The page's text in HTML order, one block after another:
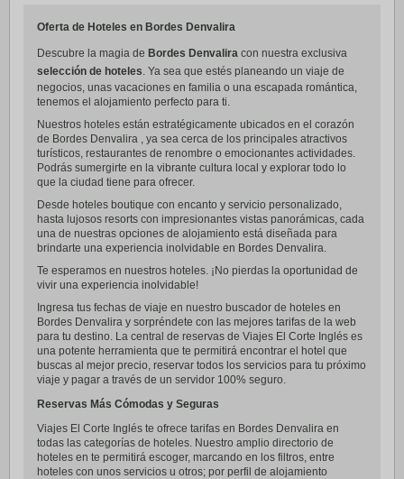
Oferta de Hoteles en Bordes Denvalira
Descubre la magia de Bordes Denvalira con nuestra exclusiva
selección de hoteles. Ya sea que estés planeando un viaje de
negocios, unas vacaciones en familia o una escapada romántica,
tenemos el alojamiento perfecto para ti.
Nuestros hoteles están estratégicamente ubicados en el corazón
de Bordes Denvalira , ya sea cerca de los principales atractivos
turísticos, restaurantes de renombre o emocionantes actividades.
Podrás sumergirte en la vibrante cultura local y explorar todo lo
que la ciudad tiene para ofrecer.
Desde hoteles boutique con encanto y servicio personalizado,
hasta lujosos resorts con impresionantes vistas panorámicas, cada
una de nuestras opciones de alojamiento está diseñada para
brindarte una experiencia inolvidable en Bordes Denvalira.
Te esperamos en nuestros hoteles. ¡No pierdas la oportunidad de
vivir una experiencia inolvidable!
Ingresa tus fechas de viaje en nuestro buscador de hoteles en
Bordes Denvalira y sorpréndete con las mejores tarifas de la web
para tu destino. La central de reservas de Viajes El Corte Inglés es
una potente herramienta que te permitirá encontrar el hotel que
buscas al mejor precio, reservar todos los servicios para tu próximo
viaje y pagar a través de un servidor 100% seguro.
Reservas Más Cómodas y Seguras
Viajes El Corte Inglés te ofrece tarifas en Bordes Denvalira en
todas las categorías de hoteles. Nuestro amplio directorio de
hoteles en te permitirá escoger, marcando en los filtros, entre
hoteles con unos servicios u otros; por perfil de alojamiento